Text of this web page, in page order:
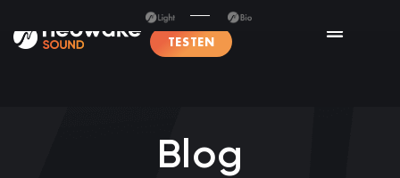
TESTEN
Blog